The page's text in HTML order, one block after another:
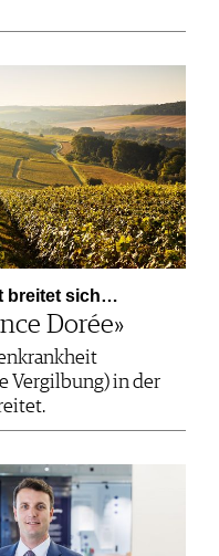
breitet sich…
Dorée»
Vergilbung) in der